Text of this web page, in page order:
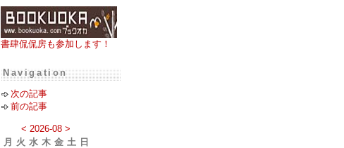
書肆侃侃房も参加します！
Navigation
次の記事
前の記事
< 2026-08 >
月
火 水 木 金 土 日